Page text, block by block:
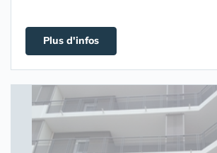
Plus d'infos